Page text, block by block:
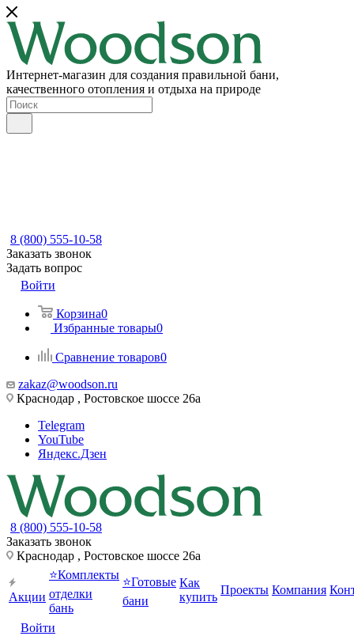
Интернет-магазин для создания правильной бани,
качественного отопления и отдыха на природе
8 (800) 555-10-58
Заказать звонок
Задать вопрос
Войти
Корзина0
Избранные товары0
Сравнение товаров0
zakaz@woodson.ru
Краснодар , Ростовское шоссе 26а
Telegram
YouTube
Яндекс.Дзен
8 (800) 555-10-58
Заказать звонок
Краснодар , Ростовское шоссе 26а
Акции
⭐Комплекты
отделки
бань
⭐Готовые
бани
Как
купить
Проекты Компания
Войти